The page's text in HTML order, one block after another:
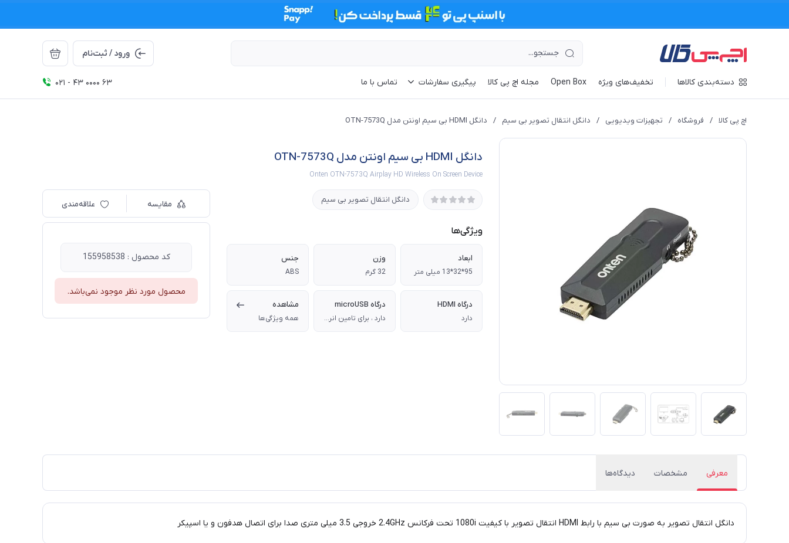
ورود / ثبت‌نام
دسته‌بندی کالاها تخفیف‌های ویژه Open Box مجله اچ پی کالا پیگیری سفارشات تماس با ما 021 - 43 0000 63
اچ پی کالا / فروشگاه / تجهیزات ویدیویی / دانگل انتقال تصویر بی‌ سیم / دانگل HDMI بی سیم اونتن مدل OTN-7573Q
دانگل HDMI بی سیم اونتن مدل OTN-7573Q
Onten OTN-7573Q Airplay HD Wireless On Screen Device
دانگل انتقال تصویر بی‌ سیم
ویژگی‌ها
ابعاد
95*32*13 میلی متر
وزن
32 گرم
جنس
ABS
درگاه HDMI
دارد
درگاه microUSB
دارد ، برای تامین انرژی مورد نیاز عملکرد دستگاه
مشاهده
همه ویژگی‌ها
مقایسه علاقه‌مندی
کد محصول : 155958538
محصول مورد نظر موجود نمی‌باشد.
معرفی مشخصات دیدگاه‌ها
دانگل انتقال تصویر به صورت بی سیم با رابط HDMI انتقال تصویر با کیفیت 1080i تحت فرکانس 2.4GHz خروجی 3.5 میلی متری صدا برای اتصال هدفون و یا اسپیکر